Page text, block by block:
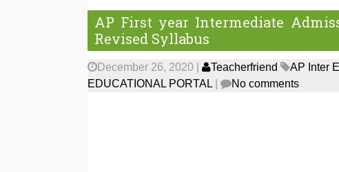
AP First year Intermediate
Revised Syllabus
December 26, 2020 | Teacherfriend AP Inter
EDUCATIONAL PORTAL| No comments